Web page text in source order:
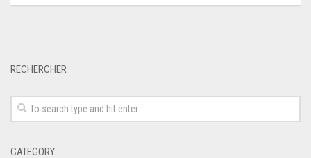
RECHERCHER
CATEGORY